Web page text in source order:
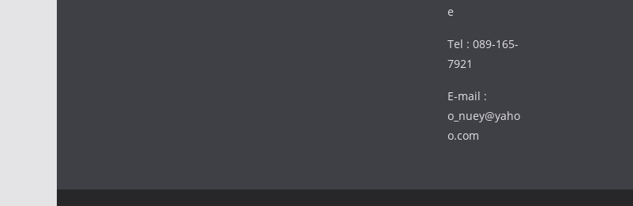
e
Tel : 089-165-
7921
E-mail :
o_nuey@yaho
o.com